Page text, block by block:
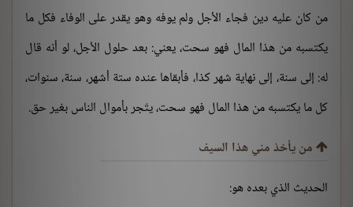
من كان عليه دين فجاء الأجل ولم يوفه وهو يقدر على الوفاء فكل ما
يكتسبه من هذا المال فهو سحت، يعني: بعد حلول الأجل، لو أنه قال
له: إلى سنة، إلى نهاية شهر كذا، فأبقاها عنده ستة أشهر، سنة، سنوات،
كل ما يكتسبه من هذا المال فهو سحت، يتّجر بأموال الناس بغير حق.
من يأخذ مني هذا السيف
الحديث الذي بعده هو: